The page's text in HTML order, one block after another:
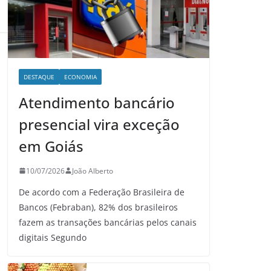
DESTAQUE ECONOMIA
Atendimento bancário
presencial vira exceção
em Goiás
10/07/2026 João Alberto
De acordo com a Federação Brasileira de
Bancos (Febraban), 82% dos brasileiros
fazem as transações bancárias pelos canais
digitais Segundo